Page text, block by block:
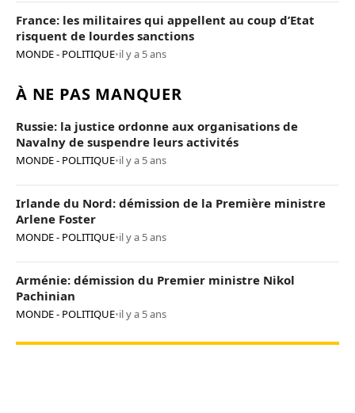
France: les militaires qui appellent au coup d’Etat
risquent de lourdes sanctions
MONDE - POLITIQUE•il y a 5 ans
À NE PAS MANQUER
Russie: la justice ordonne aux organisations de
Navalny de suspendre leurs activités
MONDE - POLITIQUE•il y a 5 ans
Irlande du Nord: démission de la Première ministre
Arlene Foster
MONDE - POLITIQUE•il y a 5 ans
Arménie: démission du Premier ministre Nikol
Pachinian
MONDE - POLITIQUE•il y a 5 ans